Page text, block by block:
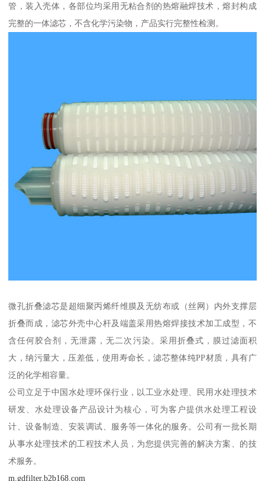
管，装入壳体，各部位均采用无粘合剂的热熔融焊技术，熔封构成
完整的一体滤芯，不含化学污染物，产品实行完整性检测。
微孔折叠滤芯是超细聚丙烯纤维膜及无纺布或（丝网）内外支撑层
折叠而成，滤芯外壳中心杆及端盖采用热熔焊接技术加工成型，不
含任何胶合剂，无泄露，无二次污染。采用折叠式，膜过滤面积
大，纳污量大，压差低，使用寿命长，滤芯整体纯PP材质，具有广
泛的化学相容量。
公司立足于中国水处理环保行业，以工业水处理、民用水处理技术
研发、水处理设备产品设计为核心，可为客户提供水处理工程设
计、设备制造、安装调试、服务等一体化的服务。公司有一批长期
从事水处理技术的工程技术人员，为您提供完善的解决方案、的技
术服务。
m.gdfilter.b2b168.com